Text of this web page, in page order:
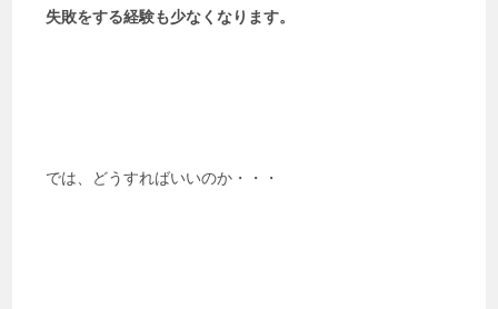
失敗をする経験も少なくなります。
では、どうすればいいのか・・・